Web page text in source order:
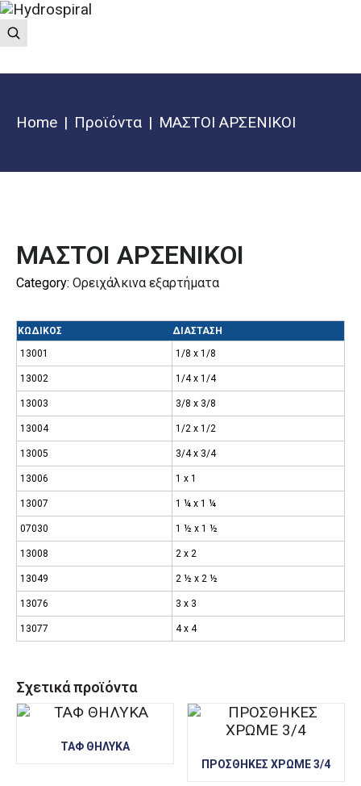
Home Προϊόντα ΜΑΣΤΟΙ ΑΡΣΕΝΙΚΟΙ
ΜΑΣΤΟΙ ΑΡΣΕΝΙΚΟΙ
Category: Ορειχάλκινα εξαρτήματα
ΚΩΔΙΚΟΣ
ΔΙΑΣΤΑΣΗ
13001
1/8 x 1/8
13002 1/4 x 1/4
13003 3/8 x 3/8
13004 1/2 x 1/2
13005 3/4 x 3/4
13006 1 x 1
13007 1 ¼ x 1 ¼
07030 1 ½ x 1 ½
13008 2 x 2
13049 2 ½ x 2 ½
13076 3 x 3
13077 4 x 4
Σχετικά προϊόντα
ΤΑΦ ΘΗΛΥΚΑ
ΠΡΟΣΘΗΚΕΣ ΧΡΩΜΕ 3/4